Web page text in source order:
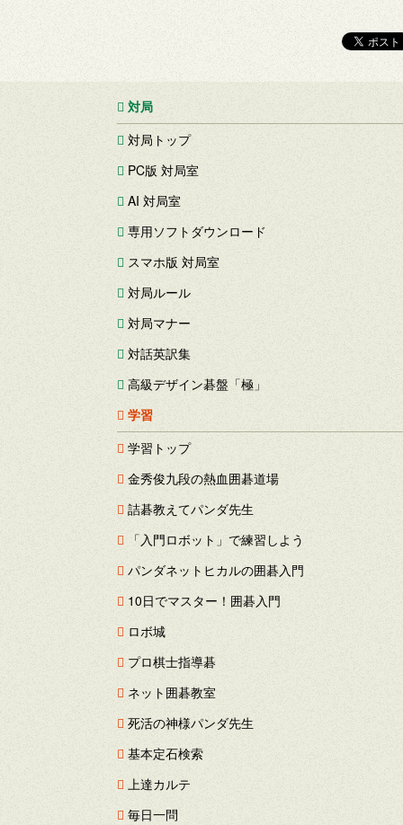
対局
対局トップ
PC版 対局室
AI 対局室
専用ソフトダウンロード
スマホ版 対局室
対局ルール
対局マナー
対話英訳集
高級デザイン碁盤「極」
学習
学習トップ
金秀俊九段の熱血囲碁道場
詰碁教えてパンダ先生
「入門ロボット」で練習しよう
パンダネットヒカルの囲碁入門
10日でマスター！囲碁入門
ロボ城
プロ棋士指導碁
ネット囲碁教室
死活の神様パンダ先生
基本定石検索
上達カルテ
毎日一問